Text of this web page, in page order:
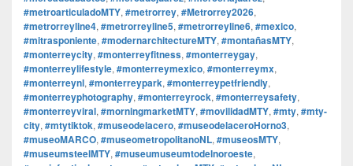
#metroarticuladoMTY, #metrorrey, #Metrorrey2026,
#metrorreyline4, #metrorreyline5, #metrorreyline6, #mexico,
#mitrasponiente, #modernarchitectureMTY, #montañasMTY,
#monterreycity, #monterreyfitness, #monterreygay,
#monterreylifestyle, #monterreymexico, #monterreymx,
#monterreynl, #monterreypark, #monterreypetfriendly,
#monterreyphotography, #monterreyrock, #monterreysafety,
#monterreyviral, #morningmarketMTY, #movilidadMTY, #mty, #mty-
city, #mtytiktok, #museodelacero, #museodelaceroHorno3,
#museoMARCO, #museometropolitanoNL, #museosMTY,
#museumsteelMTY, #museumuseumtodelnoroeste,